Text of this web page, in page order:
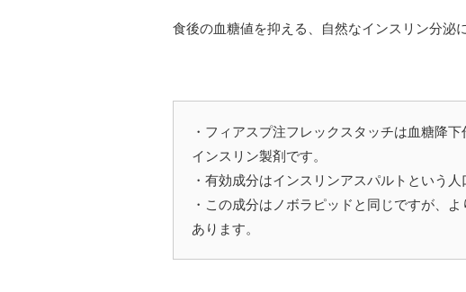
食後の血糖値を抑える、自然なインスリン分泌
・フィアスプ注フレックスタッチは血糖降
インスリン製剤です。
・有効成分はインスリンアスパルトという人
・この成分はノボラピッドと同じですが、
あります。